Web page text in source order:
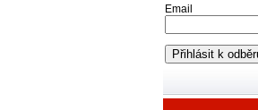
Email